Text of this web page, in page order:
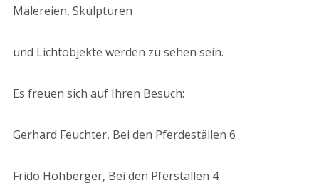
Malereien, Skulpturen
und Lichtobjekte werden zu sehen sein.
Es freuen sich auf Ihren Besuch:
Gerhard Feuchter, Bei den Pferdeställen 6
Frido Hohberger, Bei den Pferställen 4